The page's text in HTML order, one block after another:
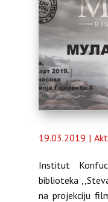
19.03.2019
Institut
biblioteka
na projekciju